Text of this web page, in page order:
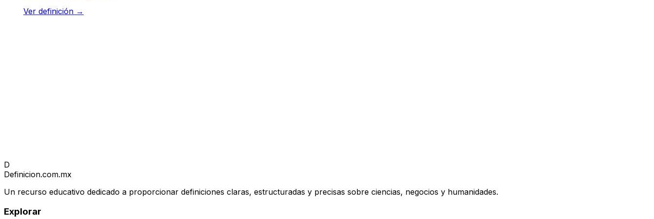
Ver definición →
D
Definicion.com.mx
Un recurso educativo dedicado a proporcionar definiciones claras, estructuradas y precisas sobre ciencias, negocios y humanidades.
Explorar